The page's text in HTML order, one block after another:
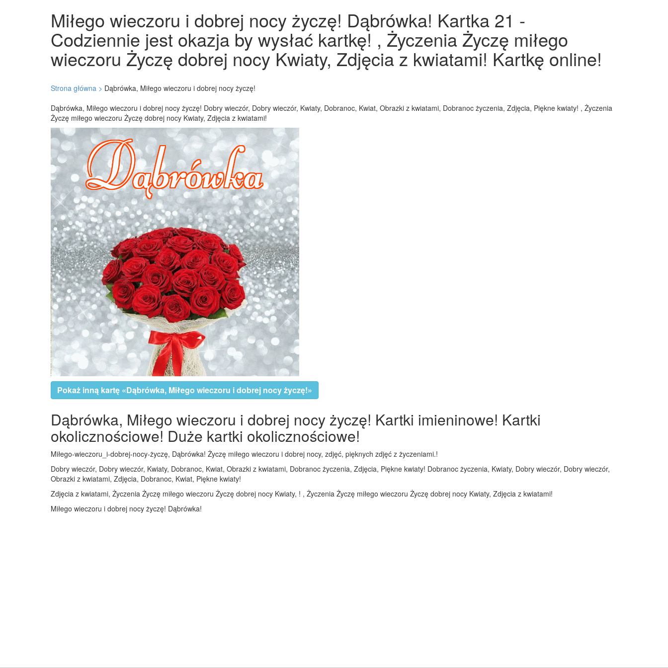
Miłego wieczoru i dobrej nocy życzę! Dąbrówka! Kartka 21 -
Codziennie jest okazja by wysłać kartkę! , Życzenia Życzę miłego
wieczoru Życzę dobrej nocy Kwiaty, Zdjęcia z kwiatami! Kartkę online!
Strona główna > Dąbrówka, Miłego wieczoru i dobrej nocy życzę!
Dąbrówka, Miłego wieczoru i dobrej nocy życzę! Dobry wieczór, Dobry wieczór, Kwiaty, Dobranoc, Kwiat, Obrazki z kwiatami, Dobranoc życzenia, Zdjęcia, Piękne kwiaty! , Życzenia
Życzę miłego wieczoru Życzę dobrej nocy Kwiaty, Zdjęcia z kwiatami!
Pokaż inną kartę «Dąbrówka, Miłego wieczoru i dobrej nocy życzę!»
Dąbrówka, Miłego wieczoru i dobrej nocy życzę! Kartki imieninowe! Kartki
okolicznościowe! Duże kartki okolicznościowe!
Miłego-wieczoru_i-dobrej-nocy-życzę, Dąbrówka! Życzę miłego wieczoru i dobrej nocy, zdjęć, pięknych zdjęć z życzeniami.!
Dobry wieczór, Dobry wieczór, Kwiaty, Dobranoc, Kwiat, Obrazki z kwiatami, Dobranoc życzenia, Zdjęcia, Piękne kwiaty! Dobranoc życzenia, Kwiaty, Dobry wieczór, Dobry wieczór,
Obrazki z kwiatami, Zdjęcia, Dobranoc, Kwiat, Piękne kwiaty!
Zdjęcia z kwiatami, Życzenia Życzę miłego wieczoru Życzę dobrej nocy Kwiaty, ! , Życzenia Życzę miłego wieczoru Życzę dobrej nocy Kwiaty, Zdjęcia z kwiatami!
Miłego wieczoru i dobrej nocy życzę! Dąbrówka!